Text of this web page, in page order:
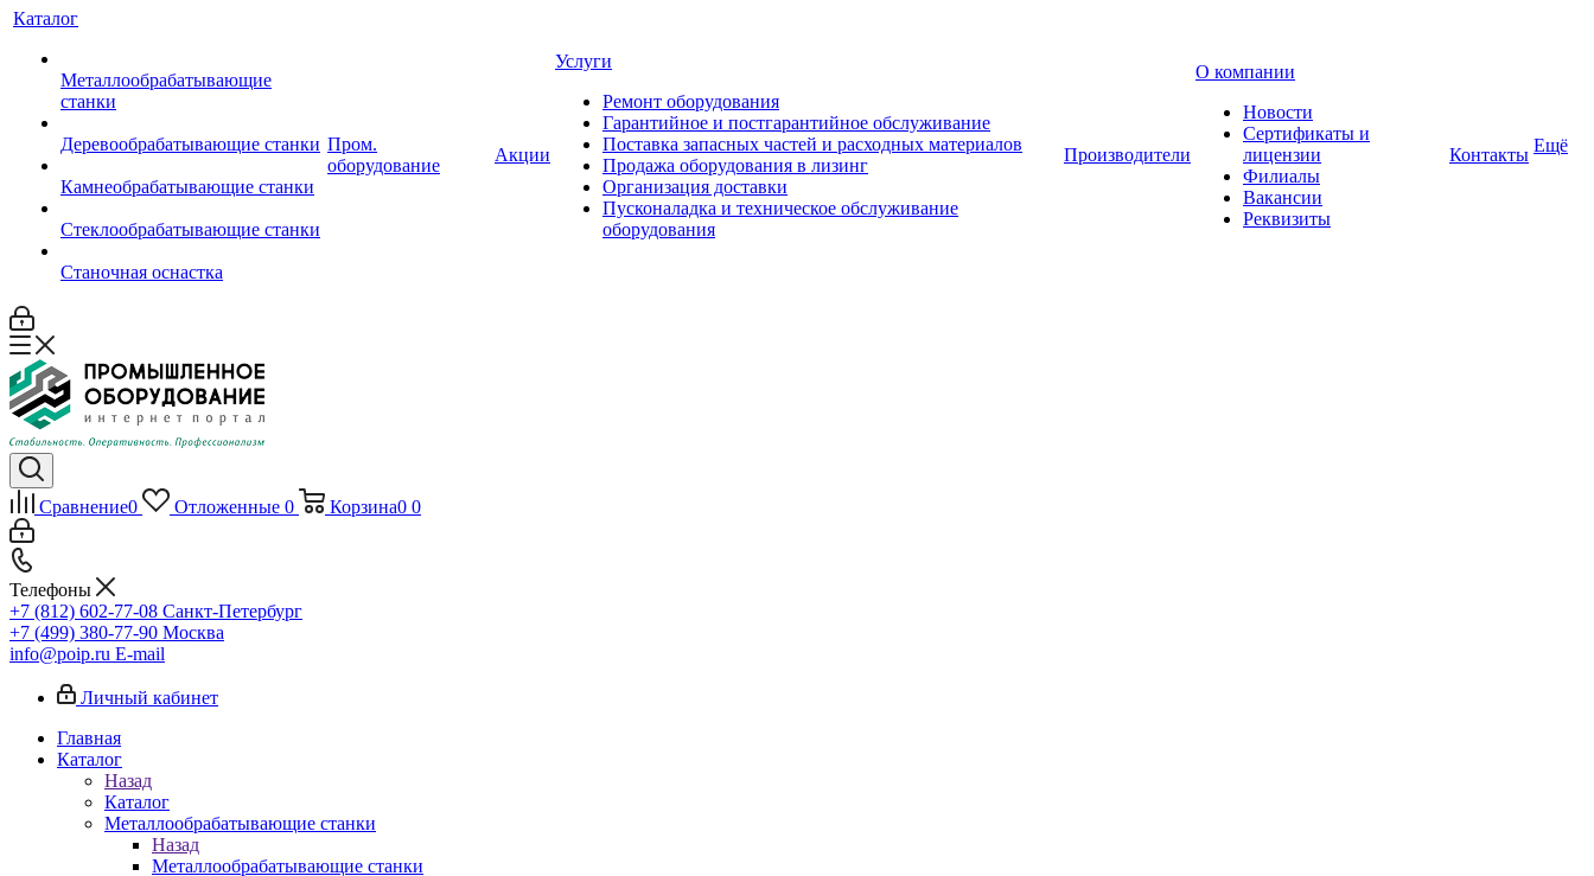
Каталог
Металлообрабатывающие
станки
Деревообрабатывающие станки
Камнеобрабатывающие станки
Стеклообрабатывающие станки
Станочная оснастка
Пром.
оборудование
Акции
Услуги
Ремонт оборудования
Гарантийное и постгарантийное обслуживание
Поставка запасных частей и расходных материалов
Продажа оборудования в лизинг
Организация доставки
Пусконаладка и техническое обслуживание
оборудования
Производители
О компании
Новости
Сертификаты и
лицензии
Филиалы
Вакансии
Реквизиты
Контакты Ещё
Сравнение0 Отложенные 0 Корзина0 0
Телефоны
+7 (812) 602-77-08 Санкт-Петербург
+7 (499) 380-77-90 Москва
info@poip.ru E-mail
Личный кабинет
Главная
Каталог
Назад
Каталог
Металлообрабатывающие станки
Назад
Металлообрабатывающие станки